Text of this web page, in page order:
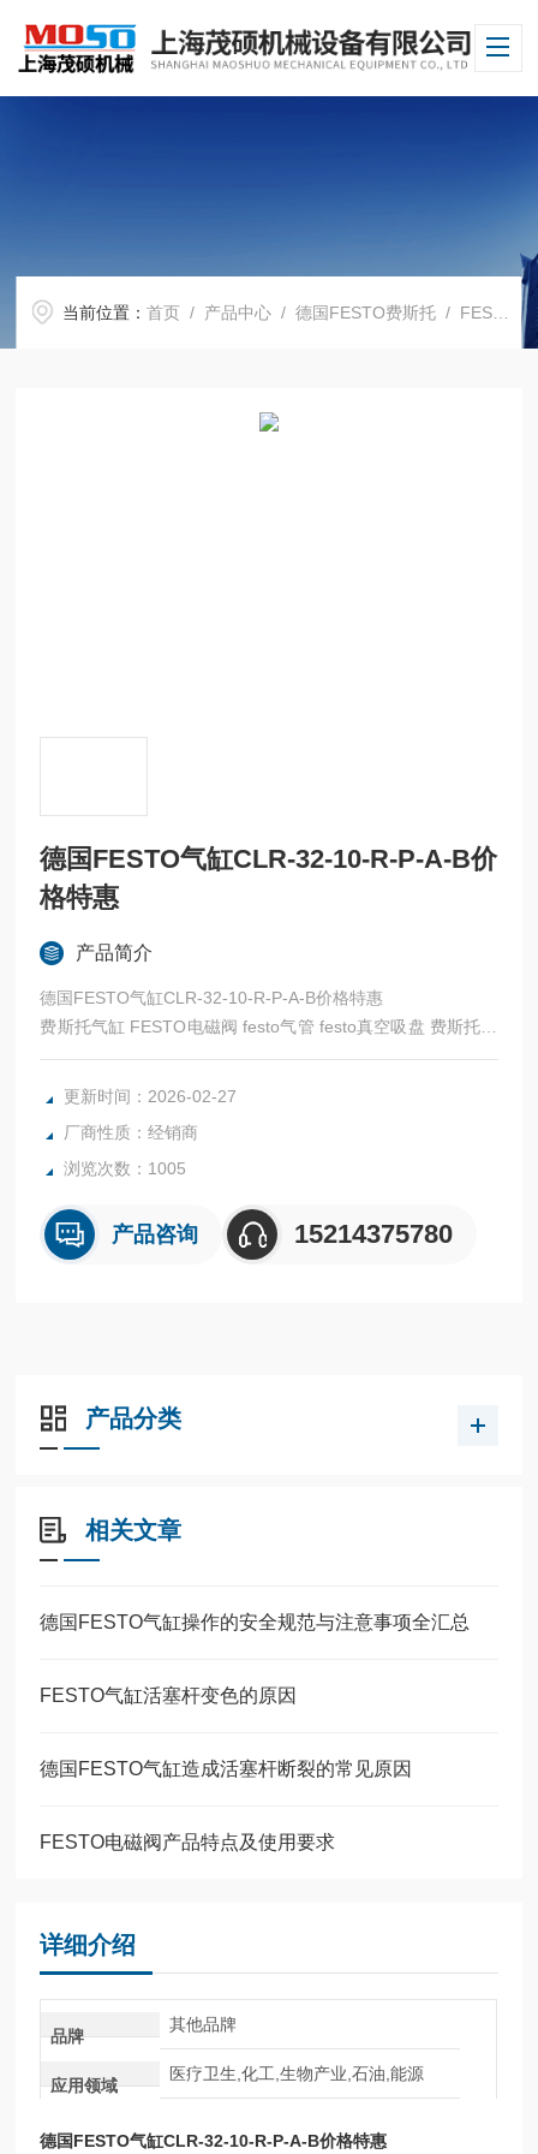
当前位置：首页 / 产品中心 /德国FESTO费斯托 / FESTO气缸
德国FESTO气缸CLR-32-10-R-P-A-B价
格特惠
产品简介
德国FESTO气缸CLR-32-10-R-P-A-B价格特惠
费斯托气缸 FESTO电磁阀 festo气管 festo真空吸盘 费斯托过
滤器 费斯托油雾器 FESTO传感器 FESTO代理
全系列产品大量现货请咨询上海茂硕机械设备有限公司
更新时间：2026-02-27
厂商性质：经销商
浏览次数：1005
产品咨询 15214375780
产品分类
相关文章
德国FESTO气缸操作的安全规范与注意事项全汇总
FESTO气缸活塞杆变色的原因
德国FESTO气缸造成活塞杆断裂的常见原因
FESTO电磁阀产品特点及使用要求
详细介绍
品牌
其他品牌
应用领域
医疗卫生,化工,生物产业,石油,能源
德国FESTO气缸CLR-32-10-R-P-A-B价格特惠